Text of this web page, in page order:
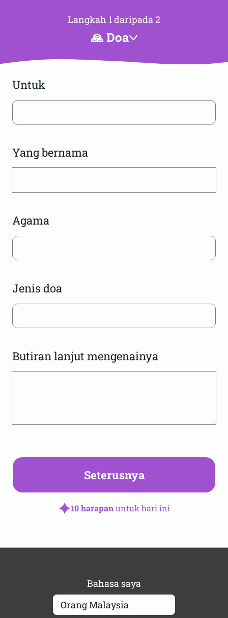
Langkah 1 daripada 2
🙏 Doa
Untuk
Yang bernama
Agama
Jenis doa
Butiran lanjut mengenainya
Seterusnya
10 harapanuntuk hari ini
Bahasa saya